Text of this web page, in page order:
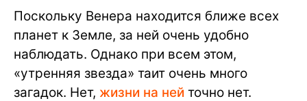
Поскольку Венера находится ближе всех
планет к Земле, за ней очень удобно
наблюдать. Однако при всем этом,
«утренняя звезда» таит очень много
загадок. Нет, жизни на ней точно нет.